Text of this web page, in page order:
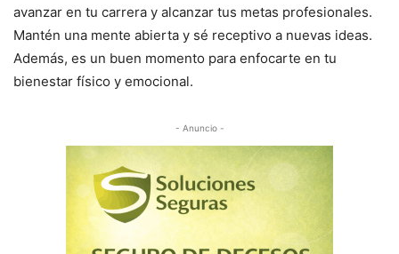
avanzar en tu carrera y alcanzar tus metas profesionales.
Mantén una mente abierta y sé receptivo a nuevas ideas.
Además, es un buen momento para enfocarte en tu
bienestar físico y emocional.
- Anuncio -